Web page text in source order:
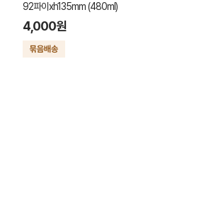
92파이xh135mm (480ml)
4,000원